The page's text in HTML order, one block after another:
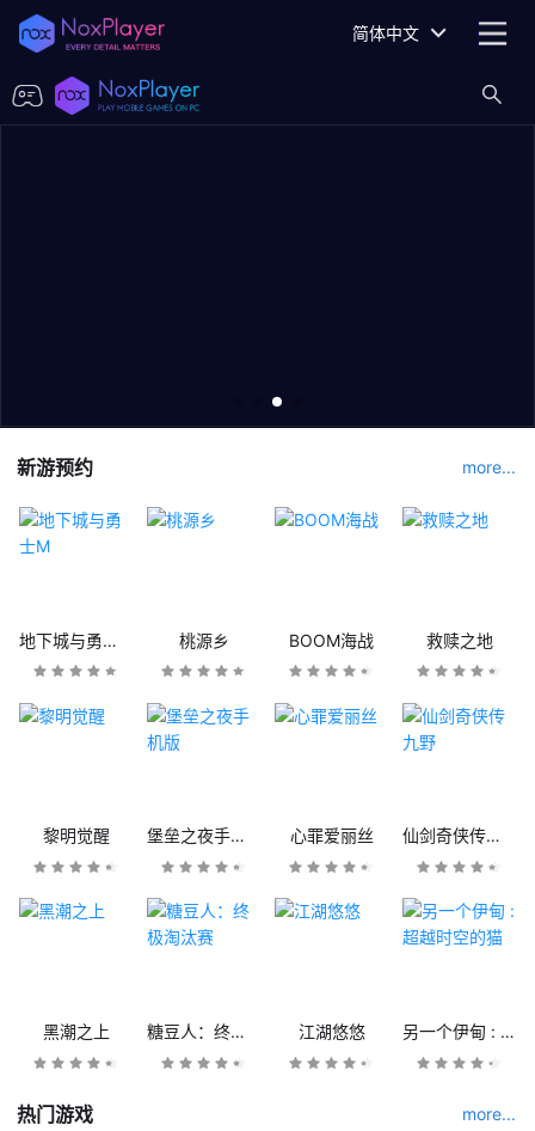
简体中文
新游预约 more...
地下城与勇士M 桃源乡 BOOM海战 救赎之地
黎明觉醒 堡垒之夜手机版 心罪爱丽丝 仙剑奇侠传九野
黑潮之上 糖豆人：终极淘汰赛 江湖悠悠 另一个伊甸 : 超越时空的猫
热门游戏 more...